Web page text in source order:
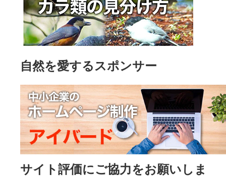
自然を愛するスポンサー
サイト評価にご協力をお願いしま